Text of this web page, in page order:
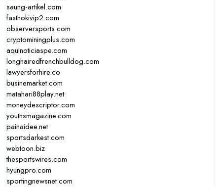
saung-artikel.com
fasthokivip2.com
observersports.com
cryptominingplus.com
aquinoticiaspe.com
longhairedfrenchbulldog.com
lawyersforhire.co
businemarket.com
matahari88play.net
moneydescriptor.com
youthsmagazine.com
painaidee.net
sportsdarkest.com
webtoon.biz
thesportswires.com
hyungpro.com
sportingnewsnet.com